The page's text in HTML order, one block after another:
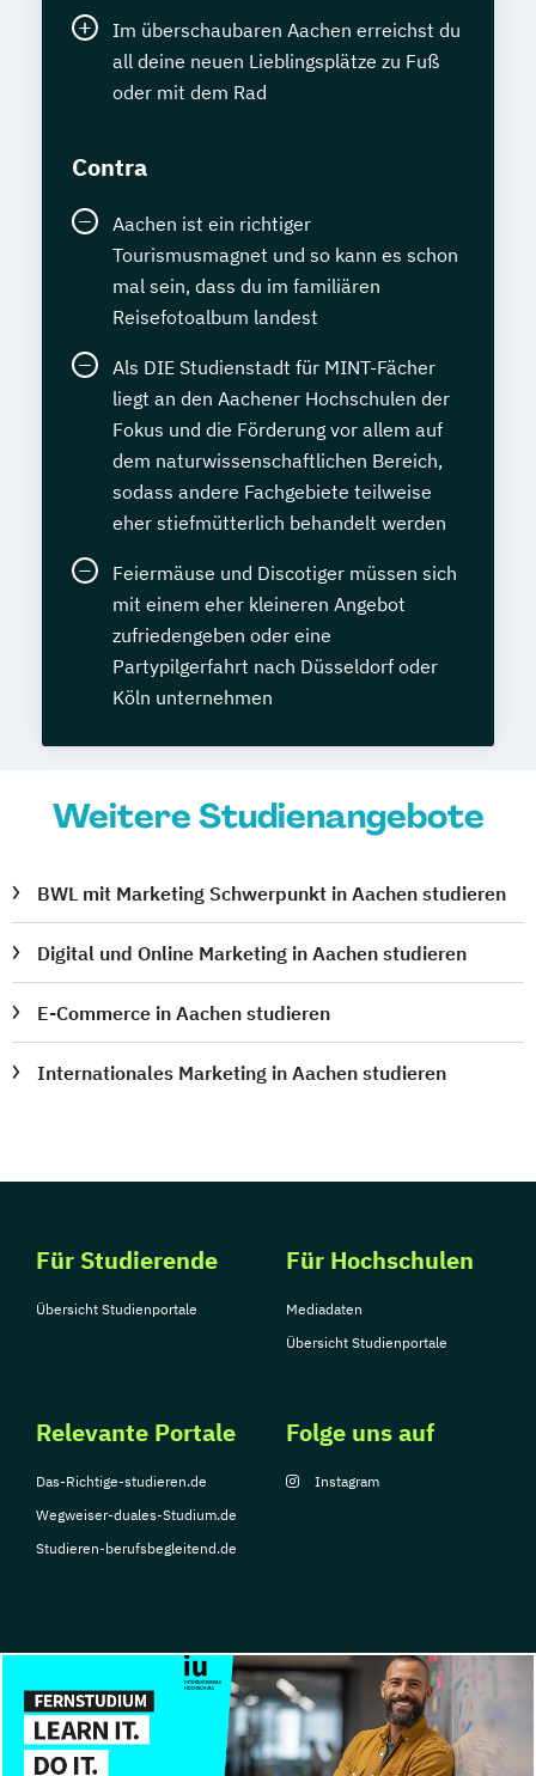
Im überschaubaren Aachen erreichst du
all deine neuen Lieblingsplätze zu Fuß
oder mit dem Rad
Contra
Aachen ist ein richtiger
Tourismusmagnet und so kann es schon
mal sein, dass du im familiären
Reisefotoalbum landest
Als DIE Studienstadt für MINT-Fächer
liegt an den Aachener Hochschulen der
Fokus und die Förderung vor allem auf
dem naturwissenschaftlichen Bereich,
sodass andere Fachgebiete teilweise
eher stiefmütterlich behandelt werden
Feiermäuse und Discotiger müssen sich
mit einem eher kleineren Angebot
zufriedengeben oder eine
Partypilgerfahrt nach Düsseldorf oder
Köln unternehmen
Weitere Studienangebote
BWL mit Marketing Schwerpunkt in Aachen studieren
Digital und Online Marketing in Aachen studieren
E-Commerce in Aachen studieren
Internationales Marketing in Aachen studieren
Für Studierende
Übersicht Studienportale
Für Hochschulen
Mediadaten
Übersicht Studienportale
Relevante Portale
Das-Richtige-studieren.de
Wegweiser-duales-Studium.de
Studieren-berufsbegleitend.de
Folge uns auf
Instagram
© Copyright 2026, TarGroup Media GmbH
Impressum
Datenschutzerklärung Nutzungsbedingungen